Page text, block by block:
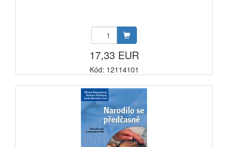
17,33 EUR
Kód: 12114101